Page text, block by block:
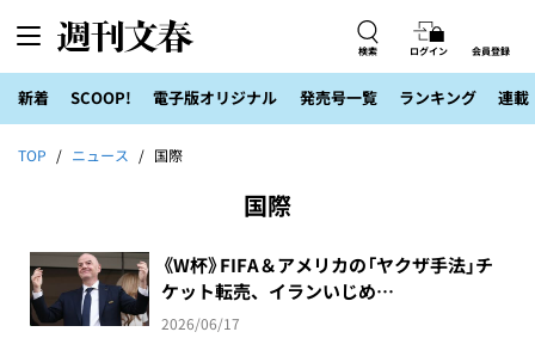
検索 ログイン 会員登録
新着 SCOOP! 電子版オリジナル 発売号一覧 ランキング 連載
TOP ニュース 国際
国際
《W杯》FIFA＆アメリカの「ヤクザ手法」チ
ケット転売、イランいじめ…
2026/06/17